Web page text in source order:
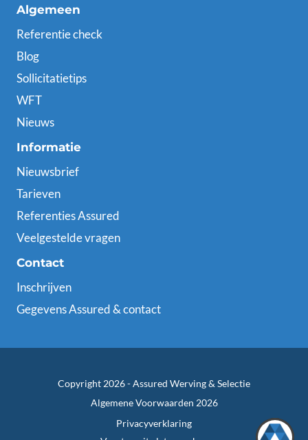
Algemeen
Referentie check
Blog
Sollicitatietips
WFT
Nieuws
Informatie
Nieuwsbrief
Tarieven
Referenties Assured
Veelgestelde vragen
Contact
Inschrijven
Gegevens Assured & contact
Copyright 2026 -Assured Werving & Selectie
Algemene Voorwaarden 2026
Privacyverklaring